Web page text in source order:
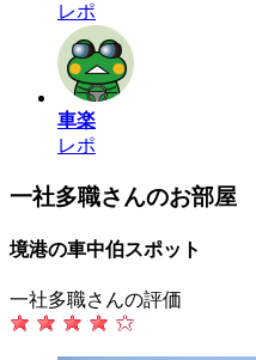
レポ
車楽
レポ
一社多職さんのお部屋
境港の車中伯スポット
一社多職さんの評価